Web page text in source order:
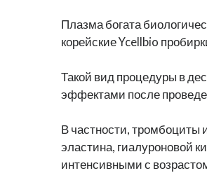
Плазма богата
корейские Ycellbio
Такой вид процедуры в
эффектами после
В частности, тромбоциты
эластина, гиалуроновой
интенсивными с